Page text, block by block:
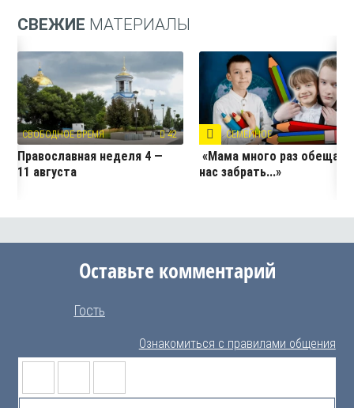
СВЕЖИЕ МАТЕРИАЛЫ
СВОБОДНОЕ ВРЕМЯ 42
Православная неделя 4 —
11 августа
СЕМЕЙНОЕ
«Мама много раз обещала
нас забрать...»
Оставьте комментарий
Гость
Ознакомиться с правилами общения